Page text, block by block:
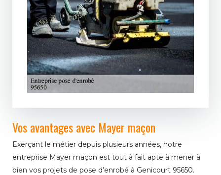
Vos avantages avec Mayer maçon
Exerçant le métier depuis plusieurs années, notre
entreprise Mayer maçon est tout à fait apte à mener à
bien vos projets de pose d’enrobé à Genicourt 95650.